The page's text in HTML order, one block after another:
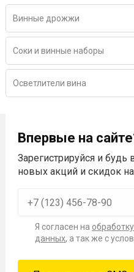
Винные дрожжи
Соки и винные наборы
Осветлители вина
Впервые на
Зарегистрируйся и будь
новых акций и скидок
Я согласен на
данных, а так же с